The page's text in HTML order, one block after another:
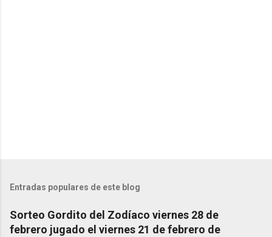
Entradas populares de este blog
Sorteo Gordito del Zodíaco viernes 28 de
febrero jugado el viernes 21 de febrero de